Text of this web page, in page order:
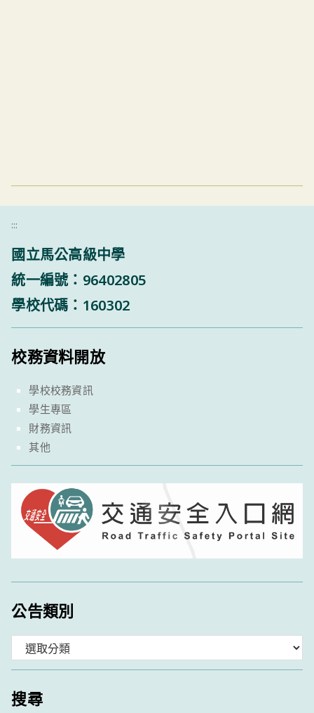
:::
國立馬公高級中學
統一編號：96402805
學校代碼：160302
校務資料開放
學校校務資訊
學生專區
財務資訊
其他
公告類別
類
搜尋